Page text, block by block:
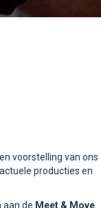
voorstelling van ons
producties en
aan de Meet & Move